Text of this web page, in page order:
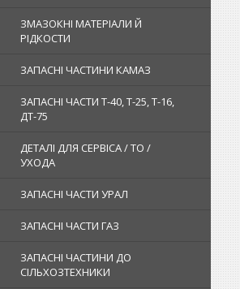
ЗМАЗОКНІ МАТЕРІАЛИ Й
РІДКОСТИ
ЗАПАСНІ ЧАСТИНИ КАМАЗ
ЗАПАСНІ ЧАСТИ Т-40, Т-25, Т-16,
ДТ-75
ДЕТАЛІ ДЛЯ СЕРВІСА / ТО /
УХОДА
ЗАПАСНІ ЧАСТИ УРАЛ
ЗАПАСНІ ЧАСТИ ГАЗ
ЗАПАСНІ ЧАСТИНИ ДО
СІЛЬХОЗТЕХНИКИ